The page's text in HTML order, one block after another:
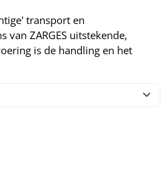
transport en
ZARGES uitstekende,
is de handling en het